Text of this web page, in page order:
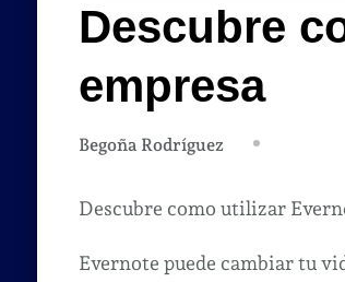
Descubre
empresa
Begoña Rodríguez
Descubre como utilizar
Evernote puede cambiar tu